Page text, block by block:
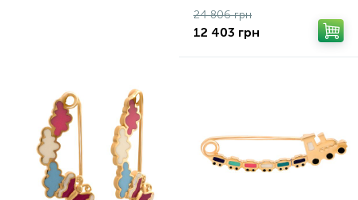
24 806 грн
12 403 грн